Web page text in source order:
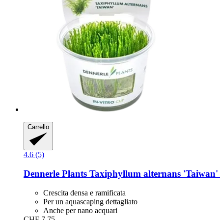
Carrello
4.6 (5)
Dennerle Plants Taxiphyllum alternans 'Taiwan'
Crescita densa e ramificata
Per un aquascaping dettagliato
Anche per nano acquari